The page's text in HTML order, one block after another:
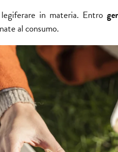
in materia. Entro
al consumo.